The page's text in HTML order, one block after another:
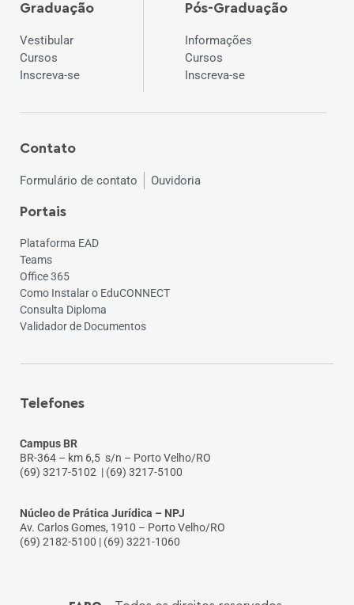
Graduação
Vestibular
Cursos
Inscreva-se
Pós-Graduação
Informações
Cursos
Inscreva-se
Contato
Formulário de contato Ouvidoria
Portais
Plataforma EAD
Teams
Office 365
Como Instalar o EduCONNECT
Consulta Diploma
Validador de Documentos
Telefones
Campus BR
BR-364 – km 6,5 s/n – Porto Velho/RO
(69) 3217-5102 | (69) 3217-5100
Núcleo de Prática Jurídica – NPJ
Av. Carlos Gomes, 1910 – Porto Velho/RO
(69) 2182-5100 | (69) 3221-1060